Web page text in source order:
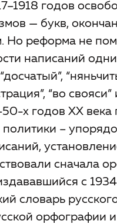
годов
— букв,
реформа не
написаний
“во свояси”
х годов ХХ века
–
сначала
с 1934
словарь
орфографии